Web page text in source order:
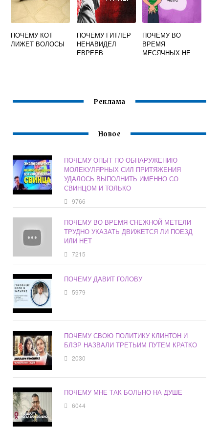
ПОЧЕМУ КОТ
ЛИЖЕТ ВОЛОСЫ
ПОЧЕМУ ГИТЛЕР
НЕНАВИДЕЛ
ЕВРЕЕВ
ПОЧЕМУ ВО
ВРЕМЯ
МЕСЯЧНЫХ НЕ
Реклама
Новое
ПОЧЕМУ ОПЫТ ПО ОБНАРУЖЕНИЮ
МОЛЕКУЛЯРНЫХ СИЛ ПРИТЯЖЕНИЯ
УДАЛОСЬ ВЫПОЛНИТЬ ИМЕННО СО
СВИНЦОМ И ТОЛЬКО
9766
ПОЧЕМУ ВО ВРЕМЯ СНЕЖНОЙ МЕТЕЛИ
ТРУДНО УКАЗАТЬ ДВИЖЕТСЯ ЛИ ПОЕЗД
ИЛИ НЕТ
7215
ПОЧЕМУ ДАВИТ ГОЛОВУ
5979
ПОЧЕМУ СВОЮ ПОЛИТИКУ КЛИНТОН И
БЛЭР НАЗВАЛИ ТРЕТЬИМ ПУТЕМ КРАТКО
2030
ПОЧЕМУ МНЕ ТАК БОЛЬНО НА ДУШЕ
6044